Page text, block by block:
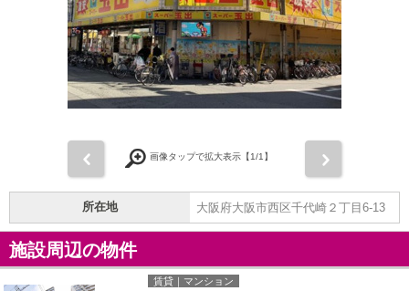
画像タップで拡大表示【1/1】
所在地 大阪府大阪市西区千代崎２丁目6-13
施設周辺の物件
賃貸｜マンション